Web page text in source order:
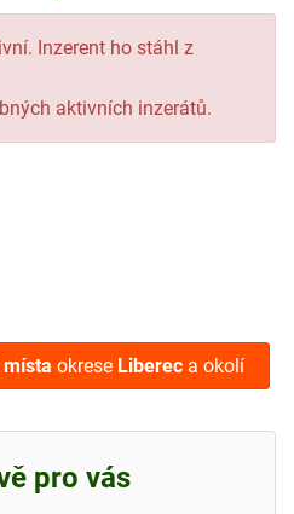
Inzerent ho stáhl z
aktivních inzerátů.
okrese Liberec a okolí
pro vás